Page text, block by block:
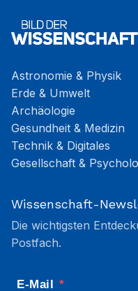
Astronomie & Physik
Erde & Umwelt
Archäologie
Gesundheit & Medizin
Technik & Digitales
Gesellschaft &
Wissenschaft-
Die wichtigsten
Postfach.